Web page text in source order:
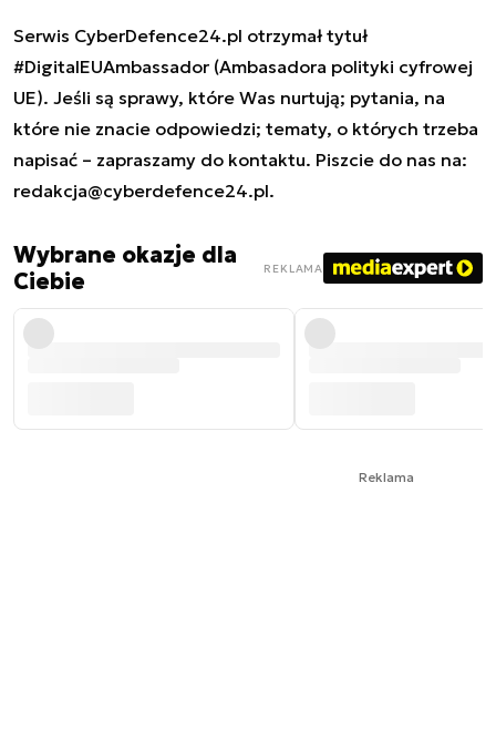
Serwis CyberDefence24.pl otrzymał tytuł
#DigitalEUAmbassador (Ambasadora polityki cyfrowej
UE). Jeśli są sprawy, które Was nurtują; pytania, na
które nie znacie odpowiedzi; tematy, o których trzeba
napisać – zapraszamy do kontaktu. Piszcie do nas na:
redakcja@cyberdefence24.pl.
Wybrane okazje dla
Ciebie
REKLAMA
Reklama